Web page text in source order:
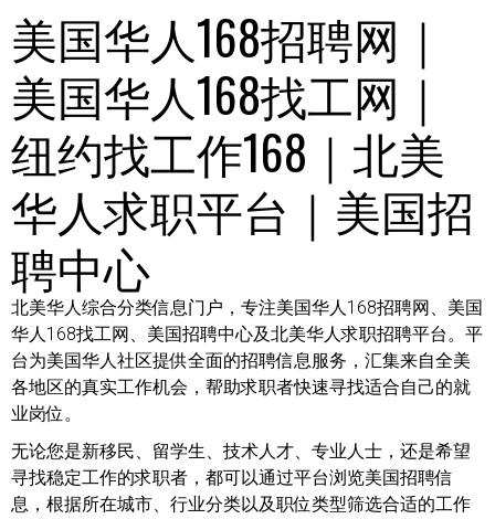
美国华人168招聘网｜
美国华人168找工网｜
纽约找工作168｜北美
华人求职平台｜美国招
聘中心
北美华人综合分类信息门户，专注美国华人168招聘网、美国
华人168找工网、美国招聘中心及北美华人求职招聘平台。平
台为美国华人社区提供全面的招聘信息服务，汇集来自全美
各地区的真实工作机会，帮助求职者快速寻找适合自己的就
业岗位。
无论您是新移民、留学生、技术人才、专业人士，还是希望
寻找稳定工作的求职者，都可以通过平台浏览美国招聘信
息，根据所在城市、行业分类以及职位类型筛选合适的工作